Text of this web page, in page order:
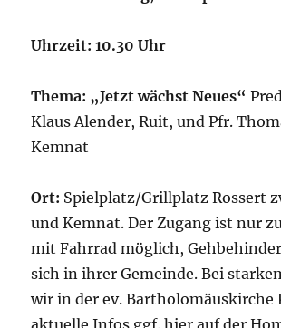
Uhrzeit: 10.30 Uhr
Thema: „Jetzt wächst Neues“
Klaus Alender, Ruit, und Pfr.
Kemnat
Ort: Spielplatz/Grillplatz Rossert
und Kemnat. Der Zugang ist nur
mit Fahrrad möglich,
sich in ihrer Gemeinde. Bei
wir in der ev. Bartholomäuskirche